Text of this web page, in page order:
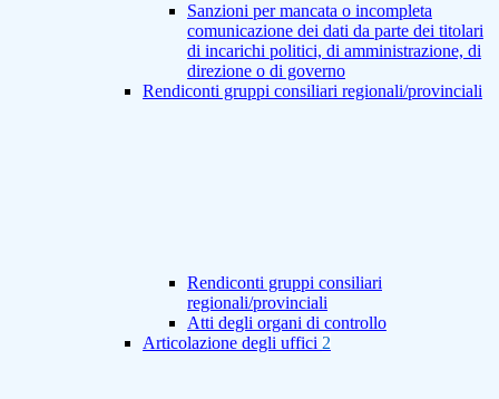
Sanzioni per mancata o incompleta
comunicazione dei dati da parte dei titolari
di incarichi politici, di amministrazione, di
direzione o di governo
Rendiconti gruppi consiliari regionali/provinciali
Rendiconti gruppi consiliari
regionali/provinciali
Atti degli organi di controllo
Articolazione degli uffici 2